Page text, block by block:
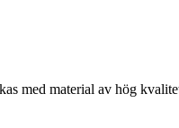
med material av hög